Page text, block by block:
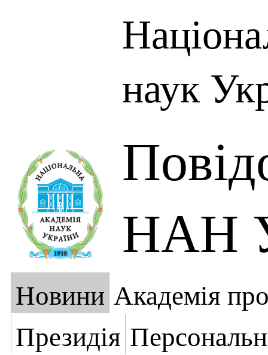
наук
НАН
Новини Академія
Президія